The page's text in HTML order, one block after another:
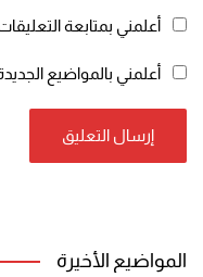
أعلمني بمتابعة
أعلمني بالمواضيع
المواضيع الأخيرة